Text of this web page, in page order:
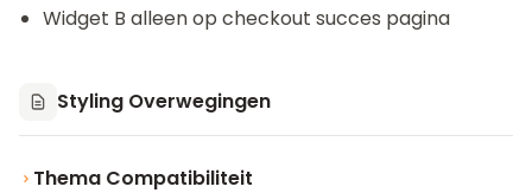
Widget B alleen op checkout succes pagina
Styling Overwegingen
Thema Compatibiliteit